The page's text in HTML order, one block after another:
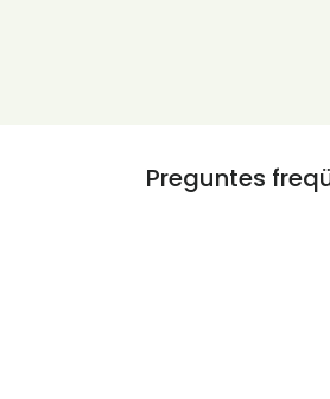
Preguntes